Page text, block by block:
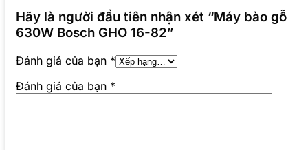
Hãy là người đầu tiên nhận xét “Máy bào gỗ
630W Bosch GHO 16-82”
Đánh giá của bạn *
Đánh giá của bạn *